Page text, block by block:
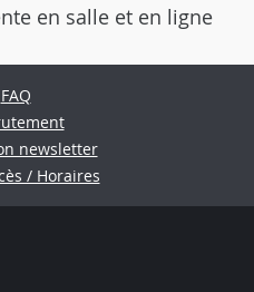
en salle et en ligne
FAQ
newsletter
/ Horaires